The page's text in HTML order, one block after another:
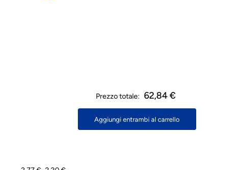
Prezzo totale: 62,84 €
Aggiungi entrambi al carrello